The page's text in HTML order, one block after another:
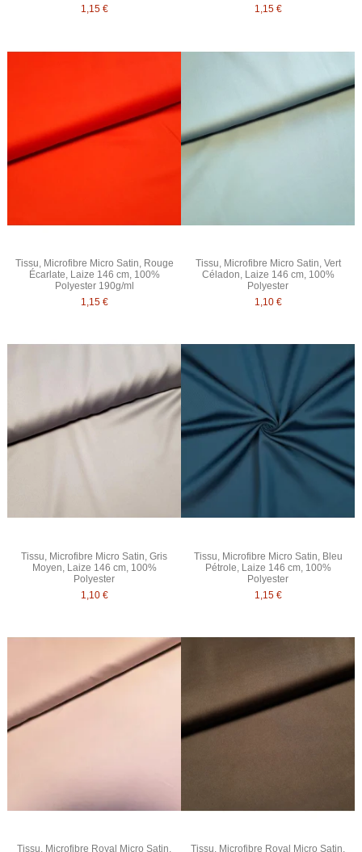
1,15 €
1,15 €
Tissu, Microfibre Micro Satin, Rouge
Écarlate, Laize 146 cm, 100%
Polyester 190g/ml
1,15 €
Tissu, Microfibre Micro Satin, Vert
Céladon, Laize 146 cm, 100%
Polyester
1,10 €
Tissu, Microfibre Micro Satin, Gris
Moyen, Laize 146 cm, 100%
Polyester
1,10 €
Tissu, Microfibre Micro Satin, Bleu
Pétrole, Laize 146 cm, 100%
Polyester
1,15 €
Tissu, Microfibre Royal Micro Satin, Tissu, Microfibre Royal Micro Satin,